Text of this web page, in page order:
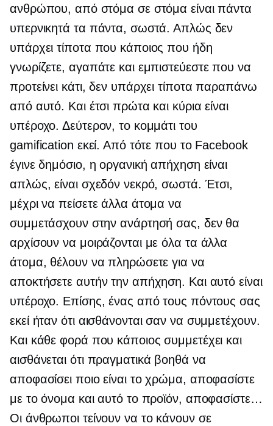
ανθρώπου, από στόμα σε στόμα είναι πάντα
υπερνικητά τα πάντα, σωστά. Απλώς δεν
υπάρχει τίποτα που κάποιος που ήδη
γνωρίζετε, αγαπάτε και εμπιστεύεστε που να
προτείνει κάτι, δεν υπάρχει τίποτα παραπάνω
από αυτό. Και έτσι πρώτα και κύρια είναι
υπέροχο. Δεύτερον, το κομμάτι του
gamification εκεί. Από τότε που το Facebook
έγινε δημόσιο, η οργανική απήχηση είναι
απλώς, είναι σχεδόν νεκρό, σωστά. Έτσι,
μέχρι να πείσετε άλλα άτομα να
συμμετάσχουν στην ανάρτησή σας, δεν θα
αρχίσουν να μοιράζονται με όλα τα άλλα
άτομα, θέλουν να πληρώσετε για να
αποκτήσετε αυτήν την απήχηση. Και αυτό είναι
υπέροχο. Επίσης, ένας από τους πόντους σας
εκεί ήταν ότι αισθάνονται σαν να συμμετέχουν.
Και κάθε φορά που κάποιος συμμετέχει και
αισθάνεται ότι πραγματικά βοηθά να
αποφασίσει ποιο είναι το χρώμα, αποφασίστε
με το όνομα και αυτό το προϊόν, αποφασίστε…
Οι άνθρωποι τείνουν να το κάνουν σε